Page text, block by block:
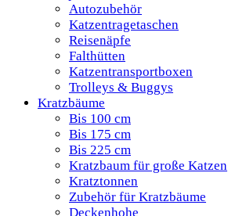
Autozubehör
Katzentragetaschen
Reisenäpfe
Falthütten
Katzentransportboxen
Trolleys & Buggys
Kratzbäume
Bis 100 cm
Bis 175 cm
Bis 225 cm
Kratzbaum für große Katzen
Kratztonnen
Zubehör für Kratzbäume
Deckenhohe